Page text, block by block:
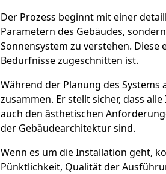
Der Prozess beginnt mit einer
Parametern des Gebäudes,
Sonnensystem zu verstehen.
Bedürfnisse zugeschnitten ist.
Während der Planung des
zusammen. Er stellt sicher, dass
auch den ästhetischen
der Gebäudearchitektur sind.
Wenn es um die Installation geht,
Pünktlichkeit, Qualität der